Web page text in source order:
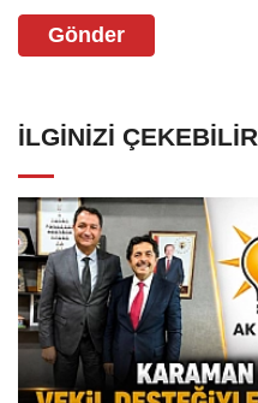
Gönder
İLGINIZI ÇEKEBILIR